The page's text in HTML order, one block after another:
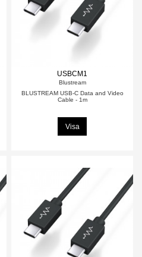
USBCM1
Blustream
BLUSTREAM USB-C Data and Video
Cable - 1m
Visa